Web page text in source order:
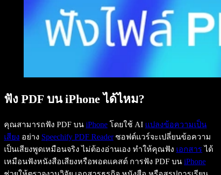
ฟัง PDF บน iPhone ได้ไหม?
คุณสามารถฟัง PDF บน iPhone โดยใช้ AI แปลงข้อความเป็น
เสียง อย่าง Speechify PDF Readerซอฟต์แวร์จะเปลี่ยนข้อความ
เป็นเสียงพูดเหมือนจริง ไม่ต้องอ่านเอง ทำให้คุณฟัง เอกสาร ได้
เหมือนฟังหนังสือเสียงหรือพอดแคสต์ การฟัง PDF บน iPhone